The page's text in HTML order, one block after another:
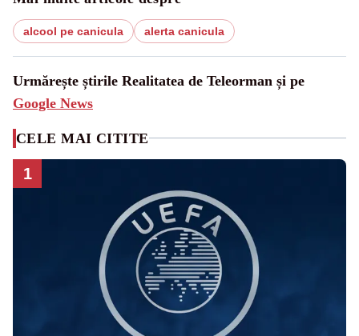
alcool pe canicula alerta canicula
Urmărește știrile Realitatea de Teleorman și pe
Google News
CELE MAI CITITE
1